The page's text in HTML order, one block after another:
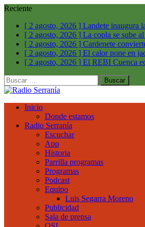
Reciente
[ 2 agosto, 2026 ] Landete inaugura
[ 2 agosto, 2026 ] La copla se sube
[ 2 agosto, 2026 ] Cardenete
[ 2 agosto, 2026 ] El calor pone en
[ 2 agosto, 2026 ] El REBI Cuenca
Buscar:
Inicio
Donde estamos
Radio Serranía
Escuchar
App
Historia
Parrilla programas
Programas
Podcast
Equipo
Luis Segarra Moreno
Publicidad
Sala de prensa